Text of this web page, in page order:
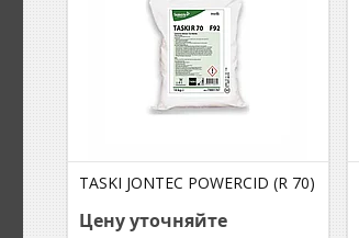
TASKI JONTEC POWERCID (R 70)
Цену уточняйте